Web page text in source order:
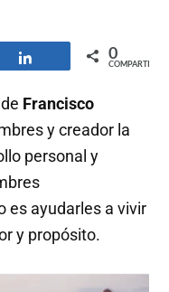
Compartir 0
COMPARTIR
Francisco
y creador la
personal y
es ayudarles a vivir
y propósito.